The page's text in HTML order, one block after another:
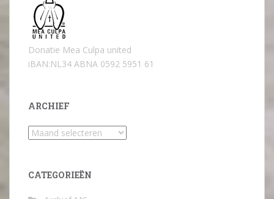
Donatie Mea Culpa united
iBAN:NL34 ABNA 0592 5951 61
ARCHIEF
Archief
CATEGORIEËN